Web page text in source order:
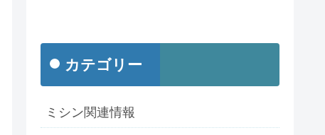
カテゴリー
ミシン関連情報